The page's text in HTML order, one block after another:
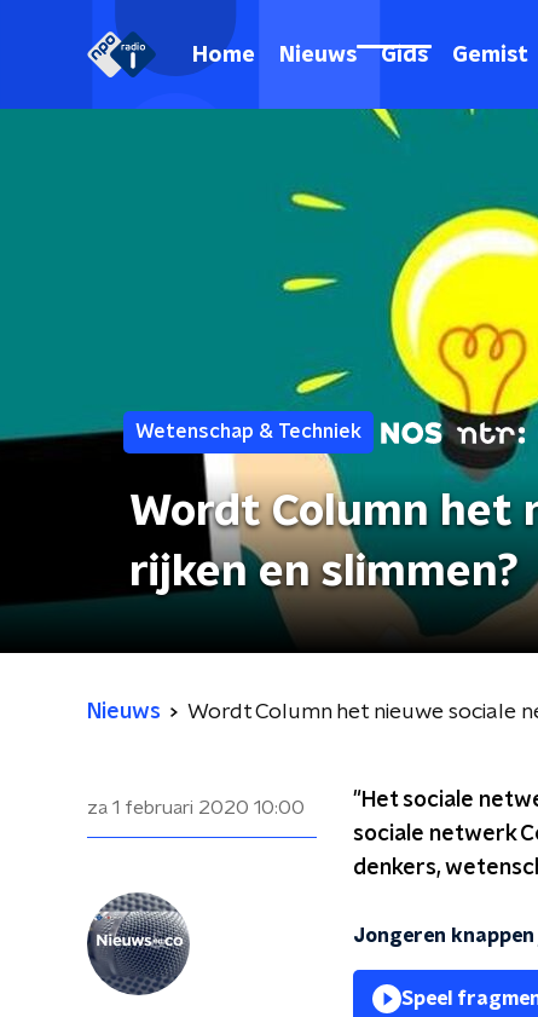
Home Nieuws Gids Gemist
Wetenschap & Techniek
Wordt Column het
rijken en slimmen?
Nieuws Wordt Column het nieuwe sociale
za 1 februari 2020 10:00
"Het sociale
sociale netwerk
denkers,
Jongeren
Speel